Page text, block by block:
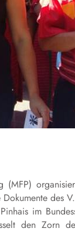
(MFP)
des
Pinhais im
den Zorn